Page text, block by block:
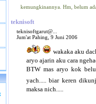
kemungkinannya. Hm, belum
teknisoft
teknisoftgarut@...
Jum'at Pahing, 9 Juni 2006
wakaka aku
aryo ajarin aku cara
BTW mas aryo kok
yach..... biar keren
maksa nich.....